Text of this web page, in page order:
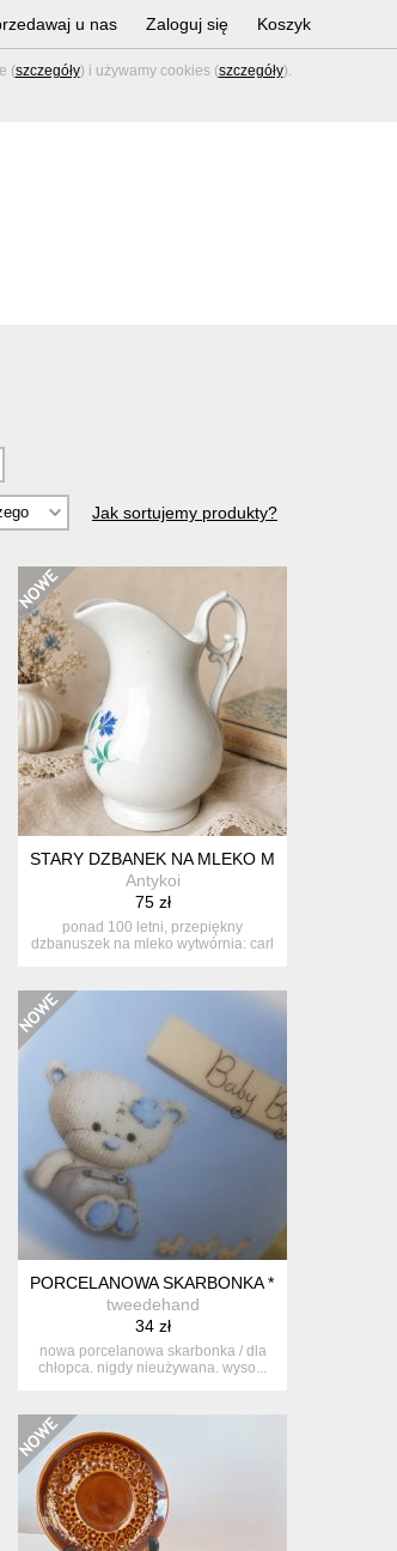
(szczegóły) i używamy cookies (szczegóły).
u nas Zaloguj się Koszyk
Jak sortujemy produkty?
KRAKOWSKA " PROJ. M. GARGA, LATA
STARY DZBANEK NA MLEKO MLECZNIK C.T.
Antykoi
75 zł
ponad 100 letni, przepiękny
dzbanuszek na mleko wytwórnia: carl
JAPOŃSKA * RZADKOŚĆ * GEJSZA 1900-
PORCELANOWA SKARBONKA * MIŚ *
tweedehand
34 zł
nowa porcelanowa skarbonka / dla
chłopca. nigdy nieużywana. wyso...